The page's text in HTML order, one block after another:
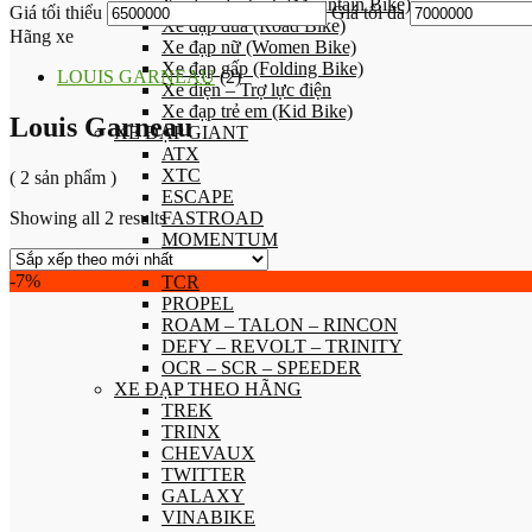
Xe đạp địa hình (Mountain Bike)
Xe đạp đua (Road Bike)
Xe đạp nữ (Women Bike)
Xe đạp gấp (Folding Bike)
Xe điện – Trợ lực điện
Xe đạp trẻ em (Kid Bike)
XE ĐẠP GIANT
ATX
XTC
ESCAPE
FASTROAD
MOMENTUM
LIV
TCR
PROPEL
ROAM – TALON – RINCON
DEFY – REVOLT – TRINITY
OCR – SCR – SPEEDER
XE ĐẠP THEO HÃNG
TREK
TRINX
CHEVAUX
TWITTER
GALAXY
VINABIKE
Giá tối thiểu
Giá tối đa
Hãng xe
LOUIS GARNEAU (2)
Louis Garneau
( 2 sản phẩm )
Showing all 2 results
-7%